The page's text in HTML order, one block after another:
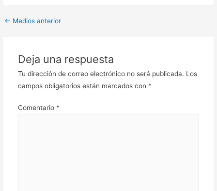
← Medios anterior
Deja una respuesta
Tu dirección de correo electrónico no será publicada. Los
campos obligatorios están marcados con *
Comentario *